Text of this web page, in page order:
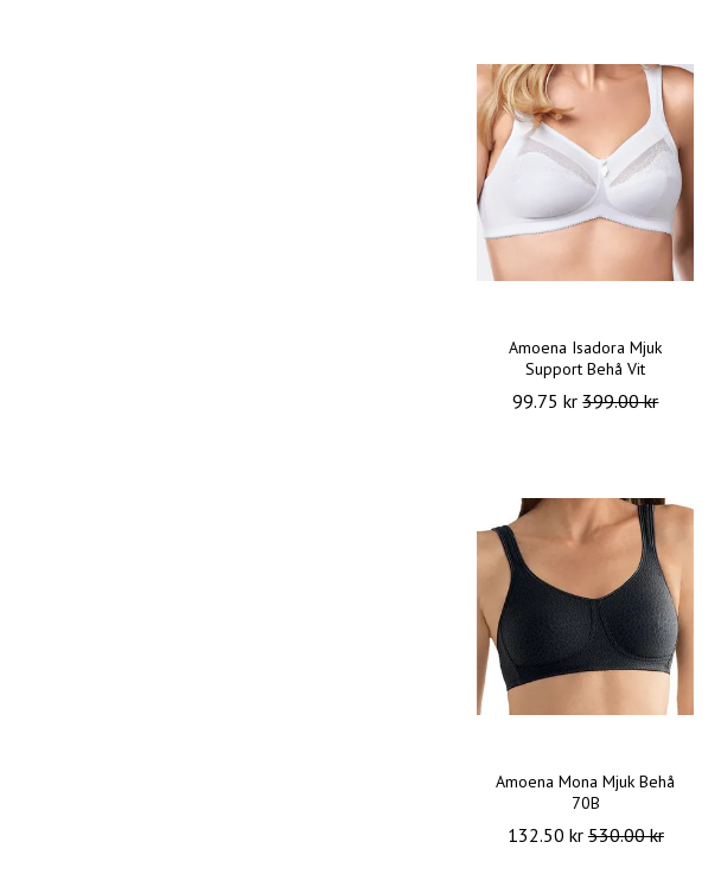
Amoena Isadora Mjuk
Support Behå Vit
99.75 kr399.00 kr
Amoena Mona Mjuk Behå
70B
132.50 kr530.00 kr